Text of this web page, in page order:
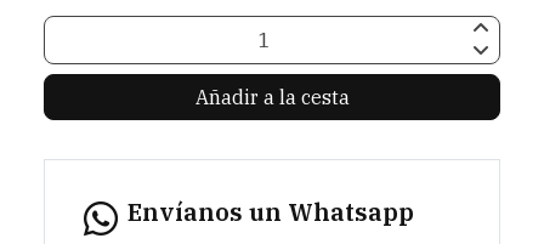
Añadir a la cesta
Envíanos un Whatsapp